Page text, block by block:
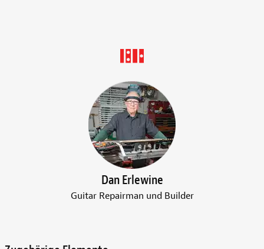
Dan Erlewine
Guitar Repairman und Builder